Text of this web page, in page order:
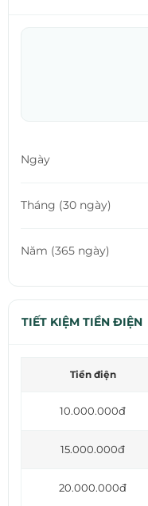
Ngày
Tháng (30 ngày)
Năm (365 ngày)
TIẾT KIỆM TIỀN ĐIỆN
Tiền điện
10.000.000đ
15.000.000đ
20.000.000đ